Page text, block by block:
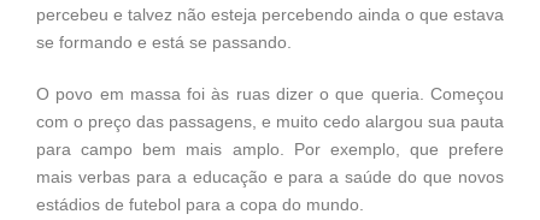
percebeu e talvez não esteja percebendo ainda o que estava
se formando e está se passando.
O povo em massa foi às ruas dizer o que queria. Começou
com o preço das passagens, e muito cedo alargou sua pauta
para campo bem mais amplo. Por exemplo, que prefere
mais verbas para a educação e para a saúde do que novos
estádios de futebol para a copa do mundo.